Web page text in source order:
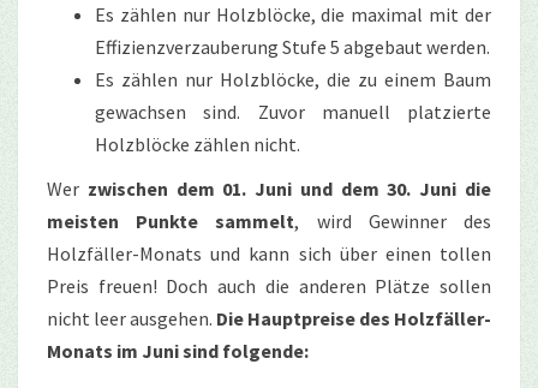
Es zählen nur Holzblöcke, die maximal mit der
Effizienzverzauberung Stufe 5 abgebaut werden.
Es zählen nur Holzblöcke, die zu einem Baum
gewachsen sind. Zuvor manuell platzierte
Holzblöcke zählen nicht.
Wer zwischen dem 01. Juni und dem 30. Juni die
meisten Punkte sammelt, wird Gewinner des
Holzfäller-Monats und kann sich über einen tollen
Preis freuen! Doch auch die anderen Plätze sollen
nicht leer ausgehen. Die Hauptpreise des Holzfäller-
Monats im Juni sind folgende: